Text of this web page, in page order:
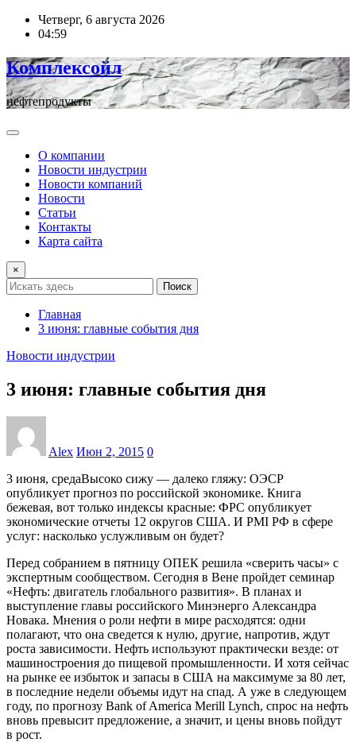
ПерейтиЧетверг, 6 августа 2026
04:59
Комплексойл
нефтепродукты
О компании
Новости индустрии
Новости компаний
Новости
Статьи
Контакты
Карта сайта
×
Поиск
Главная
3 июня: главные события дня
Новости индустрии
3 июня: главные события дня
Alex Июн 2, 2015 0
3 июня, средаВысоко сижу — далеко гляжу: ОЭСР
опубликует прогноз по российской экономике. Книга
бежевая, вот только индексы красные: ФРС опубликует
экономические отчеты 12 округов США. И PMI РФ в сфере
услуг: насколько услужливым он будет?
Перед собранием в пятницу ОПЕК решила «сверить часы» с
экспертным сообществом. Сегодня в Вене пройдет семинар
«Нефть: двигатель глобального развития». В планах и
выступление главы российского Минэнерго Александра
Новака. Мнения о роли нефти в мире расходятся: одни
полагают, что она сведется к нулю, другие, напротив, ждут
роста зависимости. Нефть используют практически везде: от
машиностроения до пищевой промышленности. И хотя сейчас
на рынке ее избыток и запасы в США на максимуме за 80 лет,
в последние недели объемы идут на спад. А уже в следующем
году, по прогнозу Bank of America Merill Lynch, спрос на нефть
вновь превысит предложение, а значит, и цены вновь пойдут
в рост.